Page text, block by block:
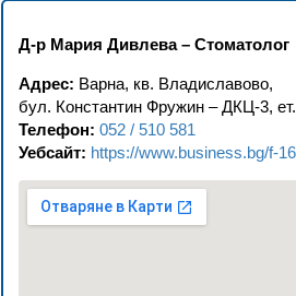
Д-р Мария Дивлева – Стоматолог
Адрес: Варна, кв. Владиславово,
бул. Константин Фружин – ДКЦ‑3,
Телефон: 052 / 510 581
Уебсайт: https://www.business.bg/f-